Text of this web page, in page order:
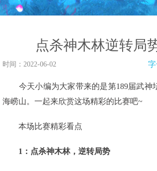
点杀神木林逆转局
时间：2022-06-02 字
今天小编为大家带来的是第189届武神
海崂山。一起来欣赏这场精彩的比赛吧~
本场比赛精彩看点
1：点杀神木林，逆转局势